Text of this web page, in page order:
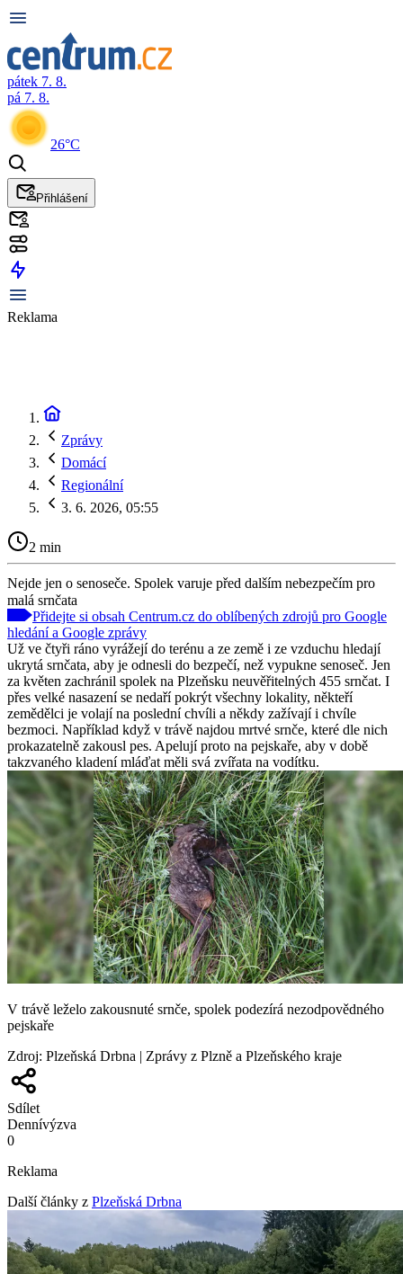
pátek 7. 8.
pá 7. 8.
26°C
Přihlášení
Reklama
Zprávy
Domácí
Regionální
3. 6. 2026, 05:55
2 min
Nejde jen o senoseče. Spolek varuje před dalším nebezpečím pro
malá srnčata
Přidejte si obsah Centrum.cz do oblíbených zdrojů pro Google
hledání a Google zprávy
Už ve čtyři ráno vyrážejí do terénu a ze země i ze vzduchu hledají
ukrytá srnčata, aby je odnesli do bezpečí, než vypukne senoseč. Jen
za květen zachránil spolek na Plzeňsku neuvěřitelných 455 srnčat. I
přes velké nasazení se nedaří pokrýt všechny lokality, někteří
zemědělci je volají na poslední chvíli a někdy zažívají i chvíle
bezmoci. Například když v trávě najdou mrtvé srnče, které dle nich
prokazatelně zakousl pes. Apelují proto na pejskaře, aby v době
takzvaného kladení mláďat měli svá zvířata na vodítku.
V trávě leželo zakousnuté srnče, spolek podezírá nezodpovědného
pejskaře
Zdroj: Plzeňská Drbna | Zprávy z Plzně a Plzeňského kraje
Sdílet
Dennívýzva
0
Reklama
Další články z Plzeňská Drbna